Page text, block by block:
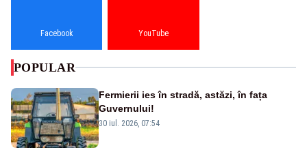
Facebook YouTube
POPULAR
Fermierii ies în stradă, astăzi, în fața
Guvernului!
30 iul. 2026, 07:54